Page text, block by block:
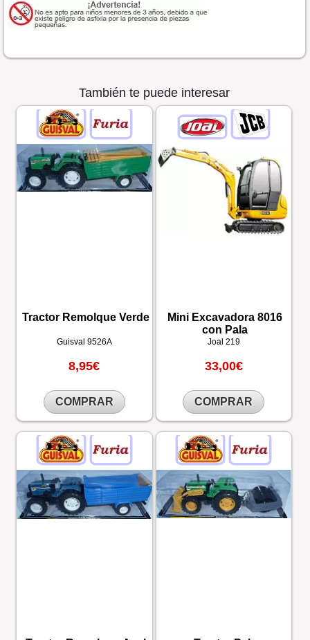
También te puede interesar
Tractor Remolque Verde
Guisval 9526A
8,95€
COMPRAR
Mini Excavadora 8016
con Pala
Joal 219
33,00€
COMPRAR